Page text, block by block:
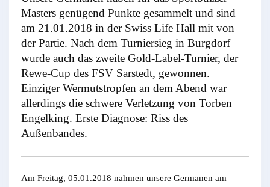
Masters genügend Punkte gesammelt und sind
am 21.01.2018 in der Swiss Life Hall mit von
der Partie. Nach dem Turniersieg in Burgdorf
wurde auch das zweite Gold-Label-Turnier, der
Rewe-Cup des FSV Sarstedt, gewonnen.
Einziger Wermutstropfen an dem Abend war
allerdings die schwere Verletzung von Torben
Engelking. Erste Diagnose: Riss des
Außenbandes.
Am Freitag, 05.01.2018 nahmen unsere Germanen am